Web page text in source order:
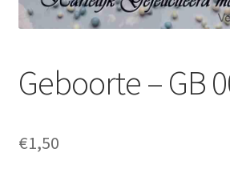
Geboorte – GB
€1,50